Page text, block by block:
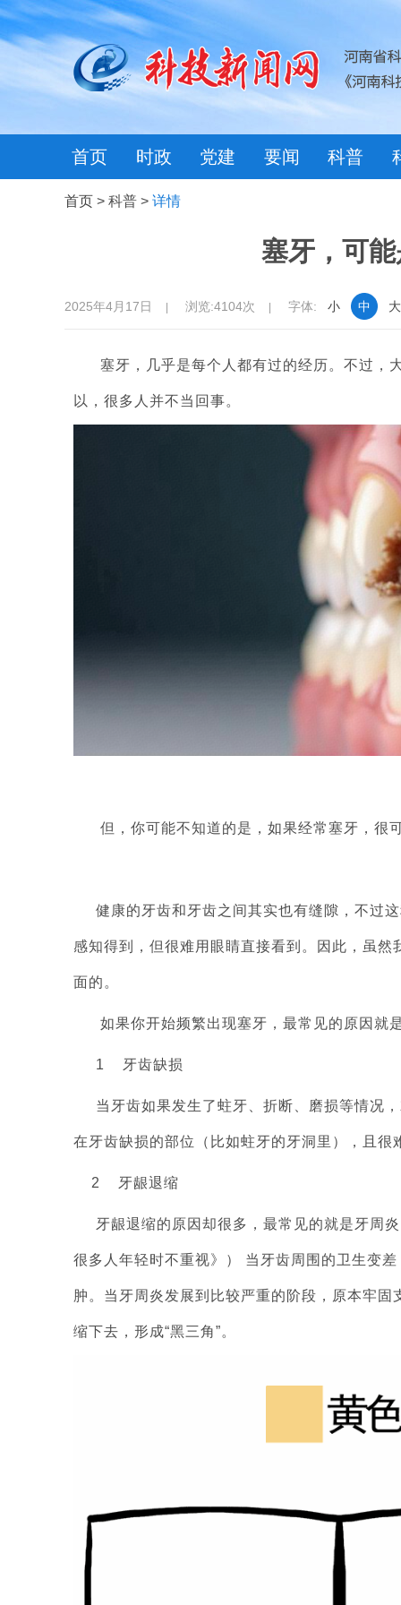
首页 时政 党建 要闻 科普
首页 > 科普 > 详情
塞牙，可
2025年4月17日 浏览:4104次 字体: 小 中 大
塞牙，几乎是每个人都有过的经历。不过，
以，很多人并不当回事。
但，你可能不知道的是，如果经常塞牙，很
健康的牙齿和牙齿之间其实也有缝隙，不过
感知得到，但很难用眼睛直接看到。因此，虽
面的。
如果你开始频繁出现塞牙，最常见的原因
1 牙齿缺损
当牙齿如果发生了蛀牙、折断、磨损等情况
在牙齿缺损的部位（比如蛀牙的牙洞里），且很
2 牙龈退缩
牙龈退缩的原因却很多，最常见的就是牙周
很多人年轻时不重视》） 当牙齿周围的卫生变
肿。当牙周炎发展到比较严重的阶段，原本牢
缩下去，形成“黑三角”。